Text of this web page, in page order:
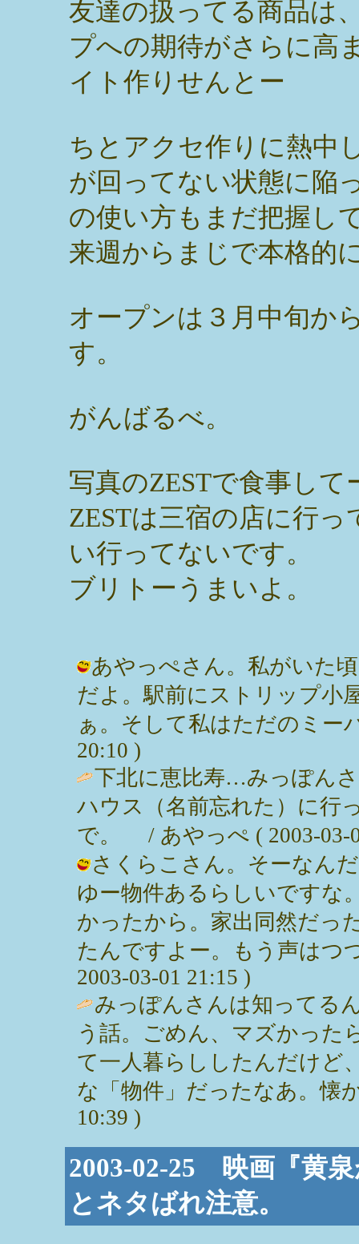
友達の扱ってる商品は
プへの期待がさらに高
イト作りせんとー
ちとアクセ作りに熱中
が回ってない状態に陥
の使い方もまだ把握し
来週からまじで本格的
オープンは３月中旬か
す。
がんばるべ。
写真のZESTで食事して
ZESTは三宿の店に行
い行ってないです。
ブリトーうまいよ。
あやっぺさん。私がいた
だよ。駅前にストリップ小
ぁ。そして私はただのミー
20:10 )
下北に恵比寿…みっぽん
ハウス（名前忘れた）に行
で。 / あやっぺ ( 2003-03-
さくらこさん。そーなん
ゆー物件あるらしいですな
かったから。家出同然だっ
たんですよー。もう声はつ
2003-03-01 21:15 )
みっぽんさんは知ってる
う話。ごめん、マズかった
て一人暮らししたんだけど
な「物件」だったなあ。懐
10:39 )
2003-02-25 映画『黄
とネタばれ注意。